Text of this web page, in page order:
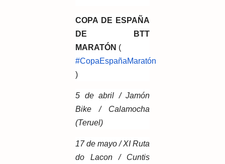
COPA DE ESPAÑA
DE BTT
MARATÓN (
#CopaEspañaMaratón
)
5 de abril / Jamón
Bike / Calamocha
(Teruel)
17 de mayo / XI Ruta
do Lacon / Cuntis